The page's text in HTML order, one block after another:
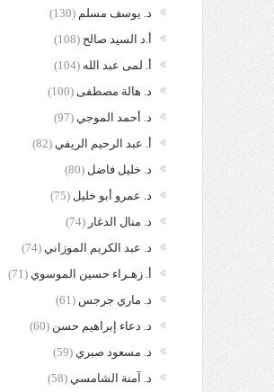
د. يوسف مسلم (130)
أ.د السيد صالح (108)
أ. لمى عبد الله (104)
د. هالة مصطفى (100)
د. أحمد الموجي (97)
أ. عبد الرحيم الريفي (82)
د. خليل فاضل (80)
د. عمرو أبو خليل (75)
د. منال الدغار (74)
د. عبد الكريم الموزاني (74)
أ. زهـراء حسين الموسوي (71)
د. ماري جرجس (61)
د. دعاء إبراهيم حسن (60)
د. مسعود صبري (59)
د. آمنة الشامسي (58)